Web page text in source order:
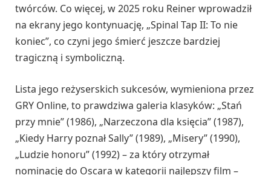
twórców. Co więcej, w 2025 roku Reiner wprowadził
na ekrany jego kontynuację, „Spinal Tap II: To nie
koniec”, co czyni jego śmierć jeszcze bardziej
tragiczną i symboliczną.
Lista jego reżyserskich sukcesów, wymieniona przez
GRY Online, to prawdziwa galeria klasyków: „Stań
przy mnie” (1986), „Narzeczona dla księcia” (1987),
„Kiedy Harry poznał Sally” (1989), „Misery” (1990),
„Ludzie honoru” (1992) – za który otrzymał
nominację do Oscara w kategorii najlepszy film –